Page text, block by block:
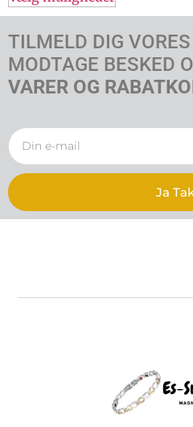
TILMELD DIG
MODTAGE BESKED
VARER OG
Ja